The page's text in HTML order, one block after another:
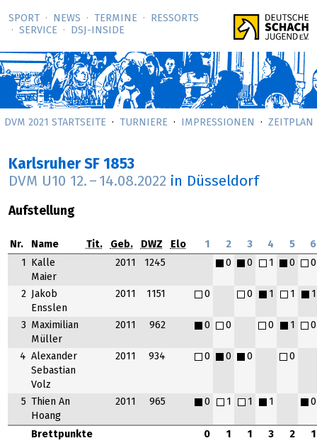
SPORT NEWS TERMINE
RESSORTS
SERVICE
DSJ-­INSIDE
DVM 2021 STARTSEITE TURNIERE IMPRESSIONEN ZEITPLAN
Karlsruher SF 1853
DVM U10 12. – 14.08.2022 in Düsseldorf
Aufstellung
Nr. Name Tit. Geb. DWZ Elo 1 2 3 4 5 6
Brettpunkte 0 1 1 3 2
1
1
Kalle
Maier
2011 1245 0 0 1 0 0
2
Jakob
Ensslen
2011 1151 0 0 1 1 1
3
Maximilian
Müller
2011 962 0 0 0 1 0
4 Alexander
Sebastian
Volz
2011 934 0 0 0 0
5
Thien An
Hoang
2011 965 0 1 1 1 0